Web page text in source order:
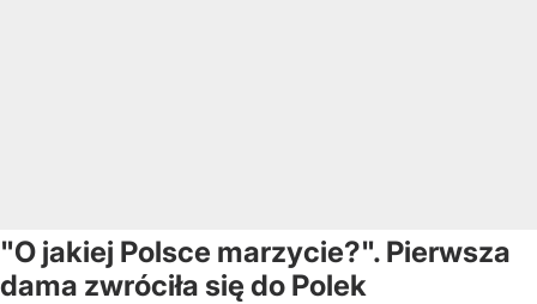
"O jakiej Polsce marzycie?". Pierwsza
dama zwróciła się do Polek